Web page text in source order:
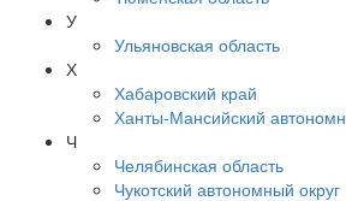
У
Ульяновская область
Х
Хабаровский край
Ханты-Мансийский
Ч
Челябинская область
Чукотский автономный округ